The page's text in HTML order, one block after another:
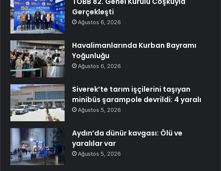
Gerçekleşti
Ağustos 6, 2026
Havalimanlarında Kurban Bayramı
Yoğunluğu
Ağustos 6, 2026
Siverek’te tarım işçilerini taşıyan
minibüs şarampole devrildi: 4 yaralı
Ağustos 5, 2026
Aydın’da dünür kavgası: Ölü ve
yaralılar var
Ağustos 5, 2026